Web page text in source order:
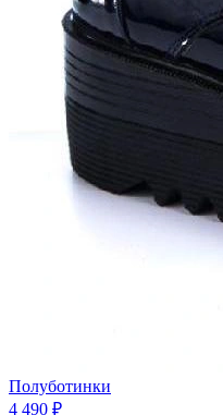
Полуботинки
4 490 ₽